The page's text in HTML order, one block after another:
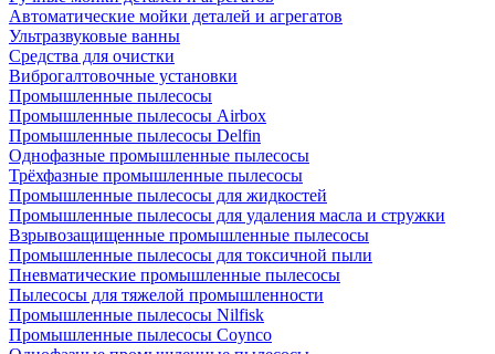
Автоматические мойки деталей и агрегатов
Ультразвуковые ванны
Средства для очистки
Виброгалтовочные установки
Промышленные пылесосы
Промышленные пылесосы Airbox
Промышленные пылесосы Delfin
Однофазные промышленные пылесосы
Трёхфазные промышленные пылесосы
Промышленные пылесосы для жидкостей
Промышленные пылесосы для удаления масла и стружки
Взрывозащищенные промышленные пылесосы
Промышленные пылесосы для токсичной пыли
Пневматические промышленные пылесосы
Пылесосы для тяжелой промышленности
Промышленные пылесосы Nilfisk
Промышленные пылесосы Coynco